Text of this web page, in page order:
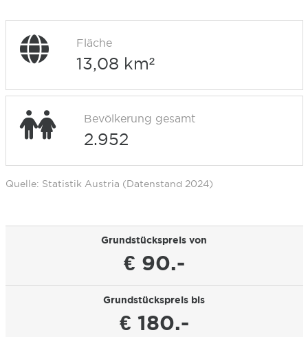
Fläche
13,08 km²
Bevölkerung gesamt
2.952
Quelle: Statistik Austria (Datenstand 2024)
Grundstückspreis von
€ 90.-
Grundstückspreis bis
€ 180.-